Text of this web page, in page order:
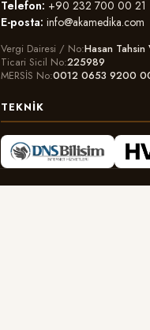
Telefon: +90 232 700 00 21
E-posta: info@akamedika.com
Vergi Dairesi / No Hasan
Ticari Sicil No 225989
MERSİS No 0012 0653 9200
TEKNIK